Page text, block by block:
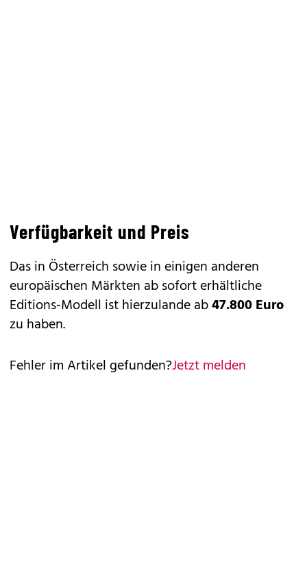
Verfügbarkeit und Preis
Das in Österreich sowie in einigen anderen
europäischen Märkten ab sofort erhältliche
Editions-Modell ist hierzulande ab47.800 Euro
zu haben.
Fehler im Artikel gefunden?Jetzt melden